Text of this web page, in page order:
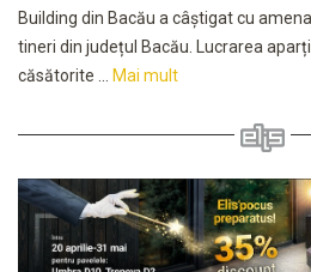
Building din Bacău a câștigat cu
tineri din județul Bacău. Lucrarea
căsătorite ...
Mai mult